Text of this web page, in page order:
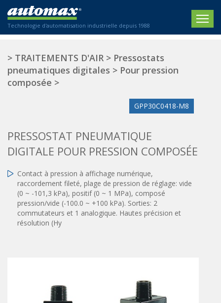
Technologie d'automatisation industrielle depuis 1988
ACCUEIL
SOCIÉTÉ
PRODUITS
Actionneurs électriques
Actionneurs normalisés
Amortisseurs hydrauliques
Régulateurs hydrauliques
Systèmes modulaires pneumatiques
Tables de translation
Vérins à combinaisons de mouvement
Joints tournants
Agriculture
Emballage / Étiquetage
Imprimerie
Plasturgie
Solutions personnalisées
Textiles
CONTACT
+33 0 254 553 811
En
> TRAITEMENTS D'AIR > Pressostats
pneumatiques digitales > Pour pression
composée >
GPP30C0418-M8
PRESSOSTAT PNEUMATIQUE
DIGITALE POUR PRESSION COMPOSÉE
Contact à pression à affichage numérique,
raccordement fileté, plage de pression de réglage: vide
(0 ~ -101,3 kPa), positif (0 ~ 1 MPa), composé
pression/vide (-100.0 ~ +100 kPa). Sorties: 2
commutateurs et 1 analogique. Hautes précision et
résolution (Hy